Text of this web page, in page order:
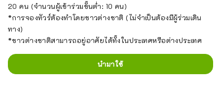
20 คน (จำนวนผู้เข้าร่วมขั้นต่ำ: 10 คน)
*การจองทัวร์ต้องทำโดยชาวต่างชาติ (ไม่จำเป็นต้องมีผู้ร่วมเดิน
ทาง)
*ชาวต่างชาติสามารถอยู่อาศัยได้ทั้งในประเทศหรือต่างประเทศ
นำมาใช้